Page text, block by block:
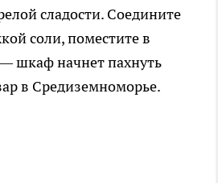
сладости. Соедините
соли, поместите в
шкаф начнет пахнуть
в Средиземноморье.